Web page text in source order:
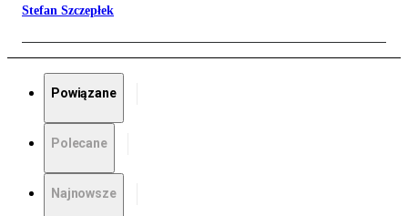
Stefan Szczepłek
Powiązane
Polecane
Najnowsze